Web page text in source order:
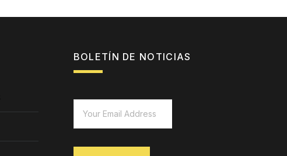
BOLETÍN DE NOTICIAS